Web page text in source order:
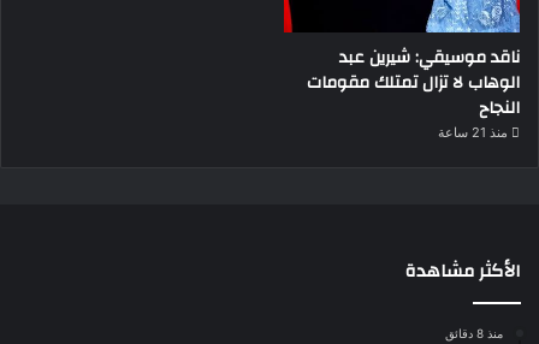
ناقد موسيقي: شيرين عبد
الوهاب لا تزال تمتلك مقومات
النجاح
منذ 21 ساعة
الأكثر مشاهدة
منذ 8 دقائق